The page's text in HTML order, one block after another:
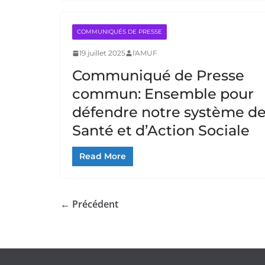
COMMUNIQUÉS DE PRESSE
19 juillet 2025 l'AMUF
Communiqué de Presse
commun: Ensemble pour
défendre notre système
Santé et d’Action Sociale
Read More
← Précédent